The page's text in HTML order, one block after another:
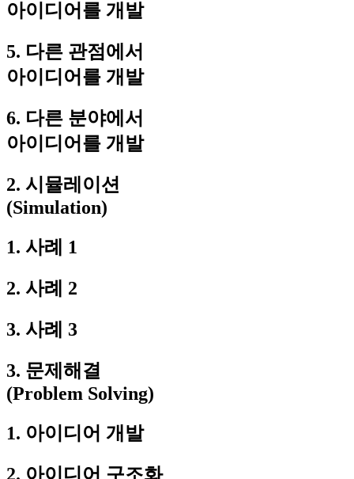
아이디어를 개발
5. 다른 관점에서
아이디어를 개발
6. 다른 분야에서
아이디어를 개발
2. 시뮬레이션
(Simulation)
1. 사례 1
2. 사례 2
3. 사례 3
3. 문제해결
(Problem Solving)
1. 아이디어 개발
2. 아이디어 구조화